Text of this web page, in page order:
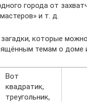
города от
и т. д.
которые
темам о доме
Вот
квадратик,
треугольник,